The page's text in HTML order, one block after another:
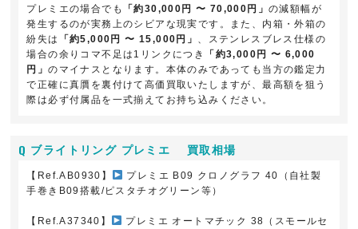
プレミエの場合でも
「約30,000円 〜 70,000円」の減額幅が
発生するのが実務上のシビアな現実です。また、内箱・外箱の
紛失は
「約5,000円 〜 15,000円」 、ステンレスブレス仕様の
場合の余りコマ不足は1リンクにつき
「約3,000円 〜 6,000
円」のマイナスとなります。本体のみであっても当方の鑑定力
で正確に真贋を裏付けて高価買取いたしますが、最高額を狙う
際は必ず付属品を一式揃えてお持ち込みください。
ブライトリング プレミエ 買取相場
【Ref.AB0930】
プレミエ B09 クロノグラフ 40（自社製
手巻きB09搭載/ピスタチオグリーン等）
【Ref.A37340】
プレミエ オートマチック 38（スモールセ